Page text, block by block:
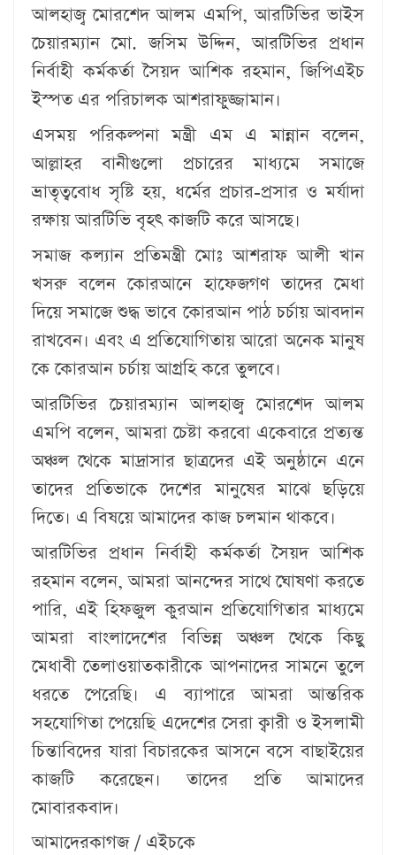
আলহাজ্ব মোরশেদ আলম এমপি, আরটিভির ভাইস
চেয়ারম্যান মো. জসিম উদ্দিন, আরটিভির প্রধান
নির্বাহী কর্মকর্তা সৈয়দ আশিক রহমান, জিপিএইচ
ইস্পত এর পরিচালক আশরাফুজ্জামান।
এসময় পরিকল্পনা মন্ত্রী এম এ মান্নান বলেন,
আল্লাহর বানীগুলো প্রচারের মাধ্যমে সমাজে
ভ্রাতৃত্ববোধ সৃষ্টি হয়, ধর্মের প্রচার-প্রসার ও মর্যাদা
রক্ষায় আরটিভি বৃহৎ কাজটি করে আসছে।
সমাজ কল্যান প্রতিমন্ত্রী মোঃ আশরাফ আলী খান
খসরু বলেন কোরআনে হাফেজগণ তাদের মেধা
দিয়ে সমাজে শুদ্ধ ভাবে কোরআন পাঠ চর্চায় আবদান
রাখবেন। এবং এ প্রতিযোগিতায় আরো অনেক মানুষ
কে কোরআন চর্চায় আগ্রহি করে তুলবে।
আরটিভির চেয়ারম্যান আলহাজ্ব মোরশেদ আলম
এমপি বলেন, আমরা চেষ্টা করবো একেবারে প্রত্যন্ত
অঞ্চল থেকে মাদ্রাসার ছাত্রদের এই অনুষ্ঠানে এনে
তাদের প্রতিভাকে দেশের মানুষের মাঝে ছড়িয়ে
দিতে। এ বিষয়ে আমাদের কাজ চলমান থাকবে।
আরটিভির প্রধান নির্বাহী কর্মকর্তা সৈয়দ আশিক
রহমান বলেন, আমরা আনন্দের সাথে ঘোষণা করতে
পারি, এই হিফজুল কুরআন প্রতিযোগিতার মাধ্যমে
আমরা বাংলাদেশের বিভিন্ন অঞ্চল থেকে কিছু
মেধাবী তেলাওয়াতকারীকে আপনাদের সামনে তুলে
ধরতে পেরেছি। এ ব্যাপারে আমরা আন্তরিক
সহযোগিতা পেয়েছি এদেশের সেরা ক্বারী ও ইসলামী
চিন্তাবিদের যারা বিচারকের আসনে বসে বাছাইয়ের
কাজটি করেছেন। তাদের প্রতি আমাদের
মোবারকবাদ।
আমাদেরকাগজ / এইচকে